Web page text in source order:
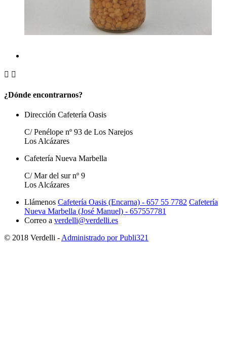
 
¿Dónde encontrarnos?
Dirección Cafetería Oasis
C/ Penélope nº 93 de Los Narejos
Los Alcázares
Cafetería Nueva Marbella
C/ Mar del sur nº 9
Los Alcázares
Llámenos Cafetería Oasis (Encarna) - 657 55 7782 Cafetería
Nueva Marbella (José Manuel) - 657557781
Correo a verdelli@verdelli.es
© 2018 Verdelli - Administrado por Publi321